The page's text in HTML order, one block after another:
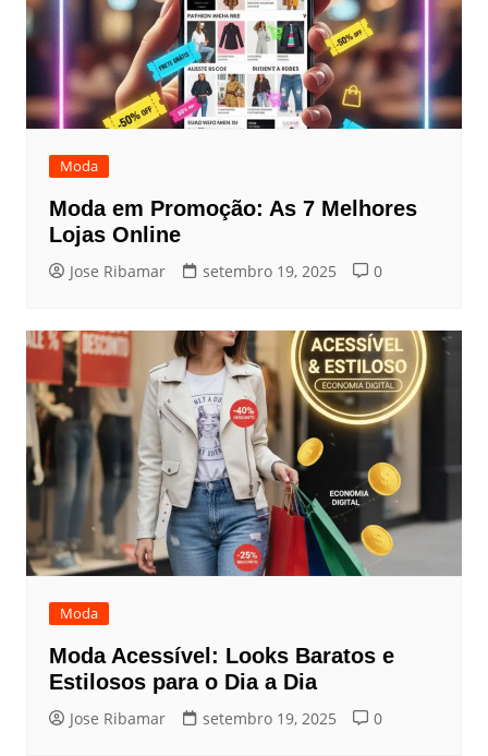
Moda
Moda em Promoção: As 7 Melhores
Lojas Online
Jose Ribamar setembro 19, 2025 0
Moda
Moda Acessível: Looks Baratos e
Estilosos para o Dia a Dia
Jose Ribamar setembro 19, 2025 0